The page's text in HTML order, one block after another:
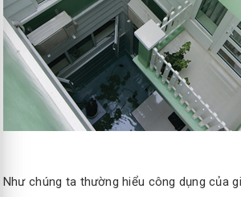
Như chúng ta thường hiểu công dụng của